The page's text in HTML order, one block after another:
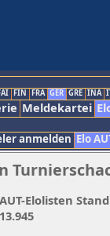
FIN FRA GER GRE INA
Meldekartei
anmelden Elo
AUT-Elolisten
13.945